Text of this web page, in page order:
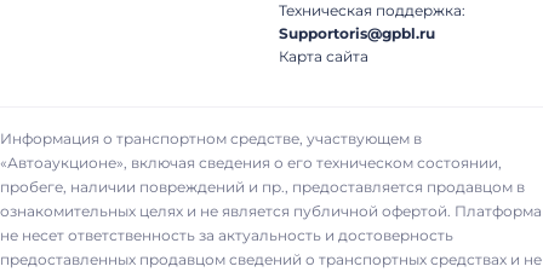
Техническая поддержка:
Supportoris@gpbl.ru
Карта сайта
Информация о транспортном средстве, участвующем в
«Автоаукционе», включая сведения о его техническом состоянии,
пробеге, наличии повреждений и пр., предоставляется продавцом в
ознакомительных целях и не является публичной офертой. Платформа
не несет ответственность за актуальность и достоверность
предоставленных продавцом сведений о транспортных средствах и не